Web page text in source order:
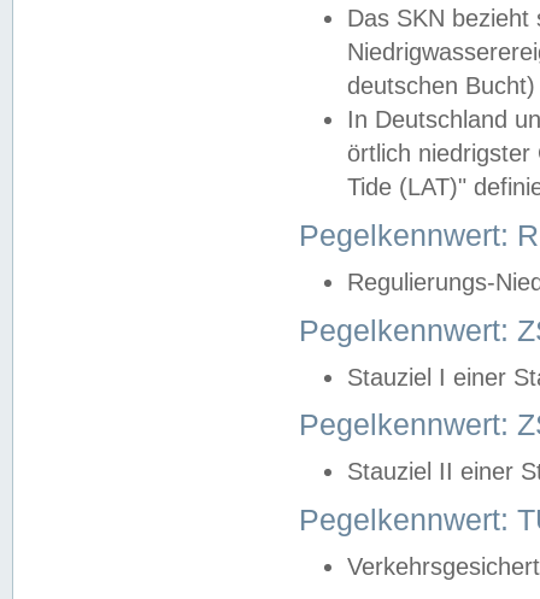
Das SKN
deutschen
In Deutschland
örtlich
Tide (LAT)"
Pegelkennwert:
Regulierungs-
Pegelkennwert:
Stauziel I einer
Pegelkennwert:
Stauziel II einer
Pegelkennwert: